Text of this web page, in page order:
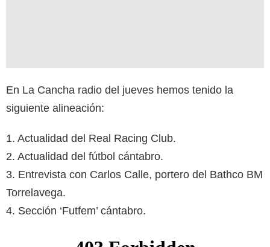
En La Cancha radio del jueves hemos tenido la
siguiente alineación:
1. Actualidad del Real Racing Club.
2. Actualidad del fútbol cántabro.
3. Entrevista con Carlos Calle, portero del Bathco BM
Torrelavega.
4. Sección ‘Futfem’ cántabro.